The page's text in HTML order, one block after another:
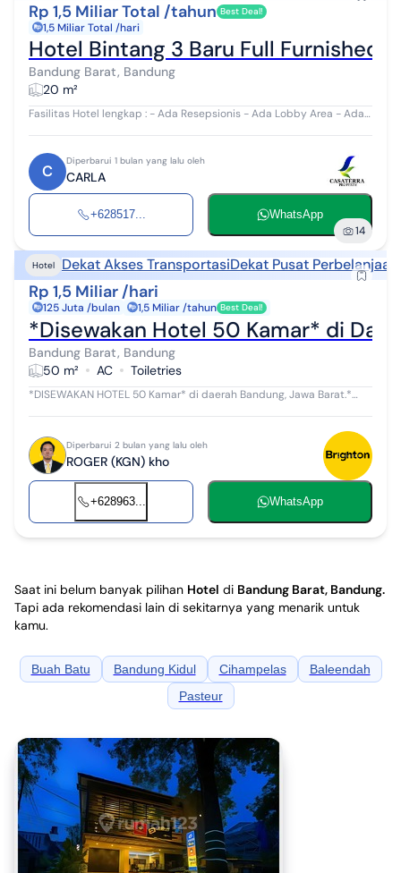
Rp 1,5 Miliar Total /tahun Best Deal!
1,5 Miliar Total /hari
Hotel Bintang 3 Baru Full Furnished
Bandung Barat, Bandung
20 m²
Fasilitas Hotel lengkap : - Ada Resepsionis - Ada Lobby Area - Ada
C
Diperbarui 1 bulan yang lalu oleh
CARLA
+628517... WhatsApp
14
Hotel Dekat Akses TransportasiDekat Pusat Perbelanjaan
Rp 1,5 Miliar /hari
125 Juta /bulan 1,5 Miliar /tahun Best Deal!
*Disewakan Hotel 50 Kamar* di
Bandung Barat, Bandung
50 m²
AC Toiletries
*DISEWAKAN HOTEL 50 Kamar* di daerah Bandung, Jawa Barat.*
Diperbarui 2 bulan yang lalu oleh
ROGER (KGN) kho
+628963... WhatsApp
Saat ini belum banyak pilihan Hotel di Bandung Barat, Bandung.
Tapi ada rekomendasi lain di sekitarnya yang menarik untuk
kamu.
Buah Batu Bandung Kidul Cihampelas
Baleendah
Pasteur